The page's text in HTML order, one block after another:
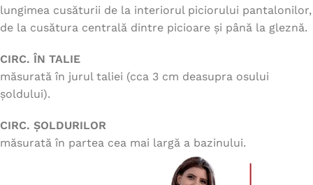
lungimea cusăturii de la interiorul piciorului pantalonilor,
de la cusătura centrală dintre picioare și până la gleznă.
CIRC. ÎN TALIE
măsurată în jurul taliei (cca 3 cm deasupra osului
șoldului).
CIRC. ȘOLDURILOR
măsurată în partea cea mai largă a bazinului.